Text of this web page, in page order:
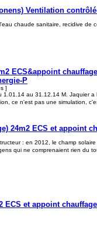
Ventilation
chaude sanitaire, recidive de
ECS&appoint
P
]
1.01.14 au 31.12.14 M. Jaquier
ce n'est pas une simulation,
24m2 ECS et appoint
: en 2012, le champ
qui ne comprenaient rien du
ECS et appoint